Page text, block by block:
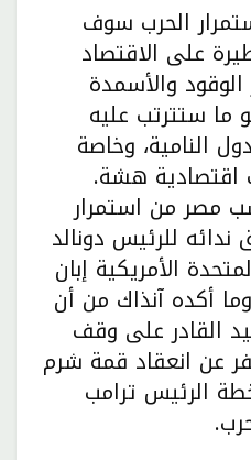
الحرب سوف
على الاقتصاد
والأسمدة
ما ستترتب عليه
النامية، وخاصة
اقتصادية هشة.
مصر من استمرار
للرئيس دونالد
الأمريكية إبان
أكده آنذاك من أن
القادر على وقف
عن انعقاد قمة شرم
الرئيس ترامب